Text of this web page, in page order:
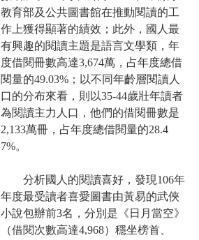
教育部及公共圖書館在推動閱讀的工
作上獲得顯著的績效；此外，國人最
有興趣的閱讀主題是語言文學類，年
度借閱冊數高達3,674萬，占年度總借
閱量的49.03%；以不同年齡層閱讀人
口的分布來看，則以35-44歲壯年讀者
為閱讀主力人口，他們的借閱冊數是
2,133萬冊，占年度總借閱量的28.4
7%。
分析國人的閱讀喜好，發現106年
年度最受讀者喜愛圖書由黃易的武俠
小說包辦前3名，分別是《日月當空》
（借閱次數高達4,968）穩坐榜首、